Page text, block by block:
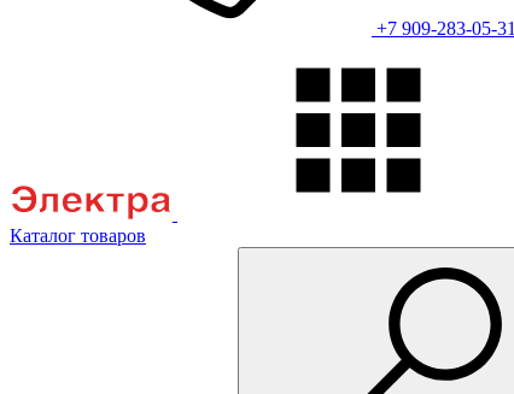
+7 909-283-05-31
Каталог товаров